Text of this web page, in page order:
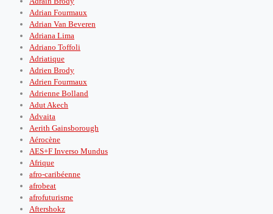
Adrian Fourmaux
Adrian Van Beveren
Adriana Lima
Adriano Toffoli
Adriatique
Adrien Brody
Adrien Fourmaux
Adrienne Bolland
Adut Akech
Advaita
Aerith Gainsborough
Aérocène
AES+F Inverso Mundus
Afrique
afro-caribéenne
afrobeat
afrofuturisme
Aftershokz